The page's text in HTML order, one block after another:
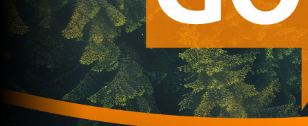
Ostalo
POBJEDA DINAMA: Izet Hajrović ušao u igru pa
pogodio za Modre!
5 godina 7 mjesec